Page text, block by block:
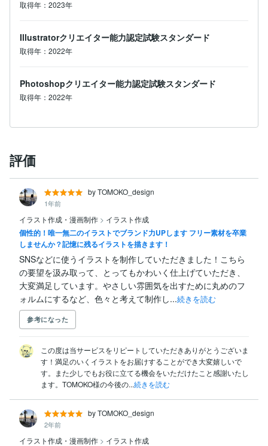
取得年：2023年
Illustratorクリエイター能力認定試験スタンダード
取得年：2022年
Photoshopクリエイター能力認定試験スタンダード
取得年：2022年
評価
by TOMOKO_design
1年前
イラスト作成・漫画制作 > イラスト作成
個性的！唯一無二のイラストでブランド力UPします フリー素材を卒業
しませんか？記憶に残るイラストを描きます！
SNSなどに使うイラストを制作していただきました！こちら
の要望を汲み取って、とってもかわいく仕上げていただき、
大変満足しています。やさしい雰囲気を出すために丸めのフ
ォルムにするなど、色々と考えて制作し...続きを読む
参考になった
この度は当サービスをリピートしていただきありがとうございま
す！満足のいくイラストをお届けすることができ大変嬉しいで
す。また少しでもお役に立てる機会をいただけたこと感謝いたし
ます。TOMOKO様の今後の...続きを読む
by TOMOKO_design
2年前
イラスト作成・漫画制作 > イラスト作成